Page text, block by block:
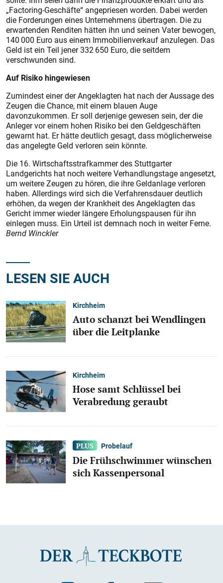
„Factoring-Geschäfte“ angepriesen worden. Dabei werden
die Forderungen eines Unternehmens übertragen. Die zu
erwartenden Renditen hätten ihn und seinen Vater bewogen,
140 000 Euro aus einem Immobilienverkauf anzulegen. Das
Geld ist ein Teil jener 332 650 Euro, die seitdem
verschwunden sind.
Auf Risiko hingewiesen
Zumindest einer der Angeklagten hat nach der Aussage des
Zeugen die Chance, mit einem blauen Auge
davonzukommen. Er soll derjenige gewesen sein, der die
Anleger vor einem hohen Risiko bei den Geldgeschäften
gewarnt hat. Er hätte deutlich gesagt, dass möglicherweise
das angelegte Geld verloren sein könnte.
Die 16. Wirtschaftsstrafkammer des Stuttgarter
Landgerichts hat noch weitere Verhandlungstage angesetzt,
um weitere Zeugen zu hören, die ihre Geldanlage verloren
haben. Allerdings wird sich die Verfahrensdauer deutlich
erhöhen, da wegen der Krankheit des Angeklagten das
Gericht immer wieder längere Erholungspausen für ihn
einlegen muss. Ein Urteil ist demnach noch in weiter Ferne.
Bernd Winckler
LESEN SIE AUCH
Kirchheim
Auto schanzt bei Wendlingen
über die Leitplanke
Kirchheim
Hose samt Schlüssel bei
Verabredung geraubt
Probelauf
Die Frühschwimmer wünschen
sich Kassenpersonal